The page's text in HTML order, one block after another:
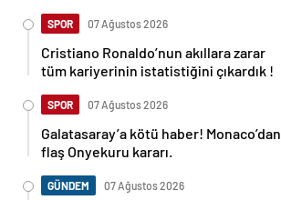
SPOR 07 Ağustos 2026
Cristiano Ronaldo’nun akıllara zarar
tüm kariyerinin istatistiğini çıkardık !
SPOR 07 Ağustos 2026
Galatasaray’a kötü haber! Monaco’dan
flaş Onyekuru kararı.
GÜNDEM 07 Ağustos 2026